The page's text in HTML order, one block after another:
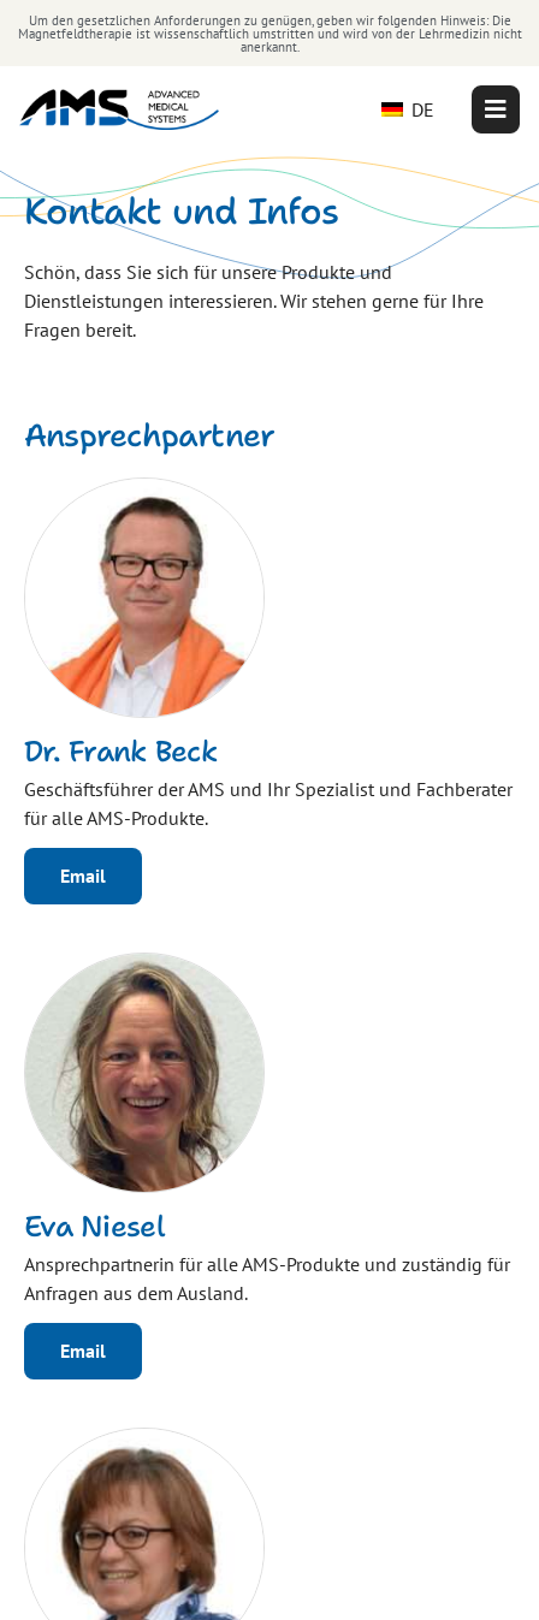
Um den gesetzlichen Anforderungen zu genügen, geben wir folgenden Hinweis: Die
Magnetfeldtherapie ist wissenschaftlich umstritten und wird von der Lehrmedizin nicht
anerkannt.
DE
Kontakt und Infos
Schön, dass Sie sich für unsere Produkte und
Dienstleistungen interessieren. Wir stehen gerne für Ihre
Fragen bereit.
Ansprechpartner
Dr. Frank Beck
Geschäftsführer der AMS und Ihr Spezialist und Fachberater
für alle AMS-Produkte.
Email
Eva Niesel
Ansprechpartnerin für alle AMS-Produkte und zuständig für
Anfragen aus dem Ausland.
Email